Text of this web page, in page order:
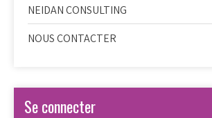
NEIDAN CONSULTING
NOUS CONTACTER
Se connecter